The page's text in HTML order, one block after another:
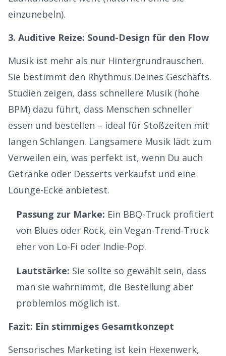
einzunebeln).
3. Auditive Reize: Sound-Design für den Flow
Musik ist mehr als nur Hintergrundrauschen.
Sie bestimmt den Rhythmus Deines Geschäfts.
Studien zeigen, dass schnellere Musik (hohe
BPM) dazu führt, dass Menschen schneller
essen und bestellen – ideal für Stoßzeiten mit
langen Schlangen. Langsamere Musik lädt zum
Verweilen ein, was perfekt ist, wenn Du auch
Getränke oder Desserts verkaufst und eine
Lounge-Ecke anbietest.
Passung zur Marke: Ein BBQ-Truck profitiert
von Blues oder Rock, ein Vegan-Trend-Truck
eher von Lo-Fi oder Indie-Pop.
Lautstärke: Sie sollte so gewählt sein, dass
man sie wahrnimmt, die Bestellung aber
problemlos möglich ist.
Fazit: Ein stimmiges Gesamtkonzept
Sensorisches Marketing ist kein Hexenwerk,